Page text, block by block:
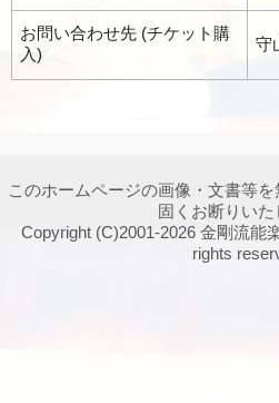
お問い合わせ先 (チケット購
入)
守
このホームページの画像・文書等
固くお断りいた
Copyright (C)2001-2026 金剛流能
rights